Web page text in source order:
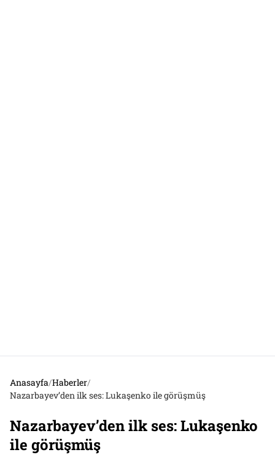
Anasayfa/Haberler/
Nazarbayev’den ilk ses: Lukaşenko ile görüşmüş
Nazarbayev’den ilk ses: Lukaşenko
ile görüşmüş